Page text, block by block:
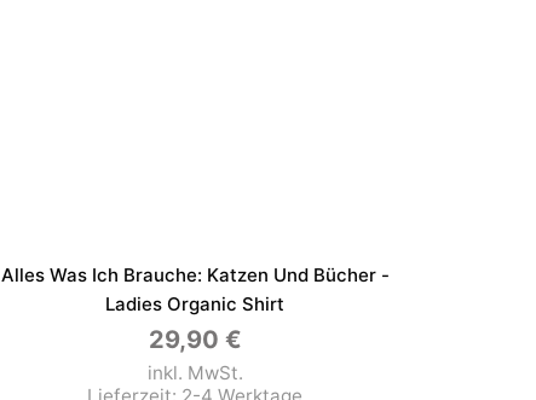
Alles Was Ich Brauche: Katzen Und Bücher -
Ladies Organic Shirt
29,90 €
inkl. MwSt.